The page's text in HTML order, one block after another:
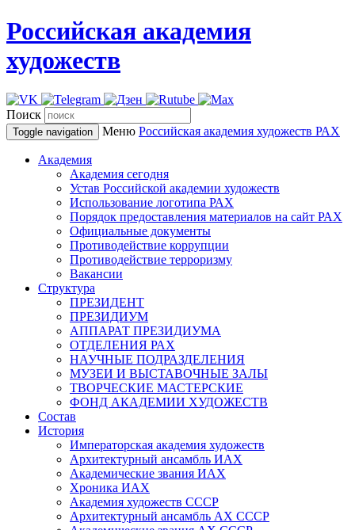
Российская академия
художеств
Поиск
Toggle navigation Меню Российская академия художеств РАХ
Академия
Академия сегодня
Устав Российской академии художеств
Использование логотипа РАХ
Порядок предоставления материалов на сайт РАХ
Официальные документы
Противодействие коррупции
Противодействие терроризму
Вакансии
Структура
ПРЕЗИДЕНТ
ПРЕЗИДИУМ
АППАРАТ ПРЕЗИДИУМА
ОТДЕЛЕНИЯ РАХ
НАУЧНЫЕ ПОДРАЗДЕЛЕНИЯ
МУЗЕИ И ВЫСТАВОЧНЫЕ ЗАЛЫ
ТВОРЧЕСКИЕ МАСТЕРСКИЕ
ФОНД АКАДЕМИИ ХУДОЖЕСТВ
Состав
История
Императорская академия художеств
Архитектурный ансамбль ИАХ
Академические звания ИАХ
Хроника ИАХ
Академия художеств СССР
Архитектурный ансамбль АХ СССР